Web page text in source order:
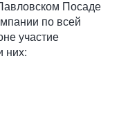
Посаде
по всей
участие
них: